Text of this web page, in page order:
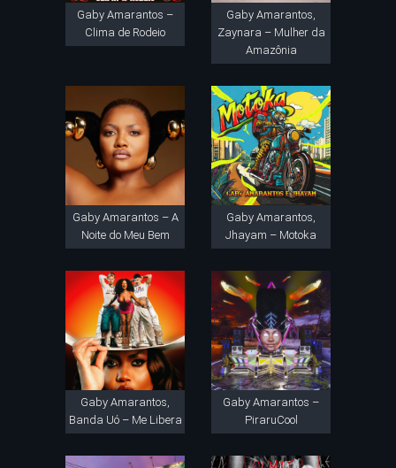
Gaby Amarantos –
Clima de Rodeio
Gaby Amarantos,
Zaynara – Mulher da
Amazônia
Gaby Amarantos – A
Noite do Meu Bem
Gaby Amarantos,
Jhayam – Motoka
Gaby Amarantos,
Banda Uó – Me Libera
Gaby Amarantos –
PiraruCool